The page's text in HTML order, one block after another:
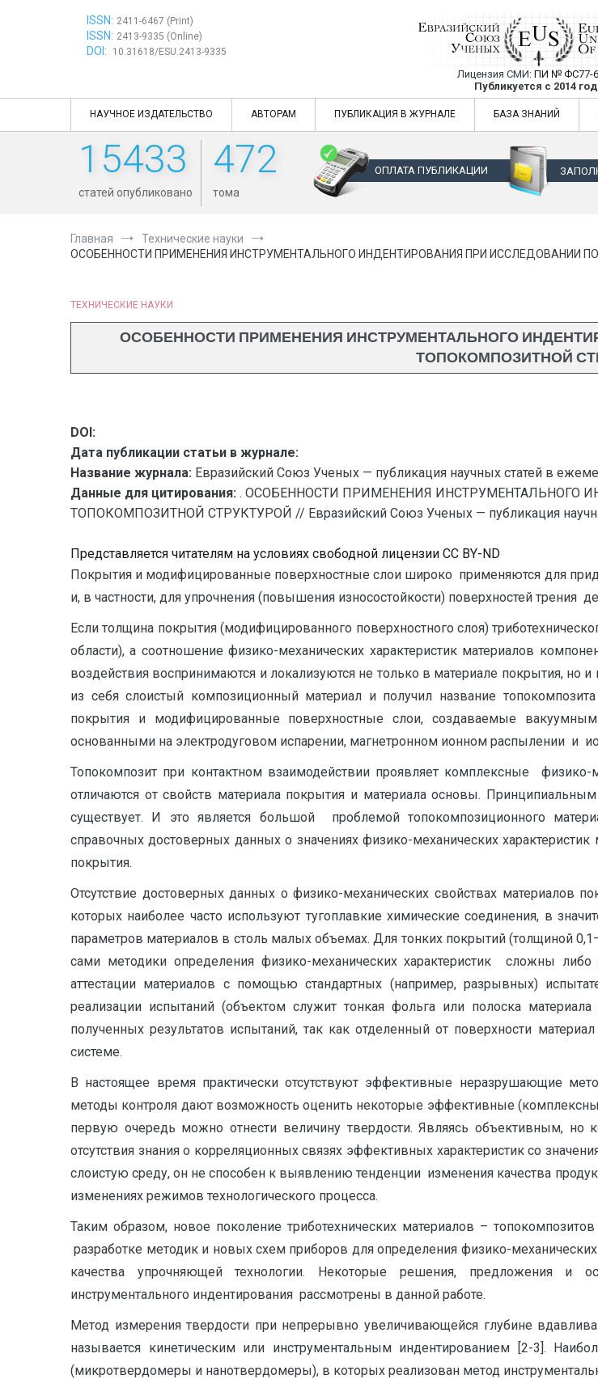
ISSN: 2411-6467 (Print)
ISSN: 2413-9335 (Online)
DOI: 10.31618/ESU.2413-9335
Евразийский Союз
Лицензия СМИ: ПИ № ФС77-
Публикуется с 2014
Евразийский Союз Ученых — публикация
НАУЧНОЕ ИЗДАТЕЛЬСТВО АВТОРАМ ПУБЛИКАЦИЯ В ЖУРНАЛЕ БАЗА ЗНАНИЙ
15433
статей опубликовано
472
тома
ОПЛАТА ПУБЛИКАЦИИ
Главная
Технические науки
ОСОБЕННОСТИ ПРИМЕНЕНИЯ ИНСТРУМЕНТАЛЬНОГО ИНДЕНТИРОВАНИЯ ПРИ ИССЛЕДОВАНИИ
ТЕХНИЧЕСКИЕ НАУКИ
ОСОБЕННОСТИ ПРИМЕНЕНИЯ ИНСТРУМЕНТАЛЬНОГО
ТОПОКОМПОЗИТНОЙ
DOI:
Дата публикации статьи в журнале:
Название журнала: Евразийский Союз Ученых — публикация научных статей в
Данные для цитирования: . ОСОБЕННОСТИ ПРИМЕНЕНИЯ ИНСТРУМЕНТАЛЬНОГО
ТОПОКОМПОЗИТНОЙ СТРУКТУРОЙ // Евразийский Союз Ученых — публикация
Представляется читателям на условиях свободной лицензии CC BY-ND
Покрытия и модифицированные поверхностные слои широко применяются для
и, в частности, для упрочнения (повышения износостойкости) поверхностей трения
Если толщина покрытия (модифицированного поверхностного слоя)
области), а соотношение физико-механических характеристик материалов
воздействия воспринимаются и локализуются не только в материале покрытия, но
из себя слоистый композиционный материал и получил название
покрытия и модифицированные поверхностные слои, создаваемые
основанными на электродуговом испарении, магнетронном ионном распылении и
Топокомпозит при контактном взаимодействии проявляет комплексные физико-
отличаются от свойств материала покрытия и материала основы.
существует. И это является большой проблемой топокомпозиционного
справочных достоверных данных о значениях физико-механических
покрытия.
Отсутствие достоверных данных о физико-механических свойствах материалов
которых наиболее часто используют тугоплавкие химические соединения, в
параметров материалов в столь малых объемах. Для тонких покрытий (толщиной
сами методики определения физико-механических характеристик сложны
аттестации материалов с помощью стандартных (например, разрывных)
реализации испытаний (объектом служит тонкая фольга или полоска
полученных результатов испытаний, так как отделенный от поверхности
системе.
В настоящее время практически отсутствуют эффективные неразрушающие
методы контроля дают возможность оценить некоторые эффективные
первую очередь можно отнести величину твердости. Являясь объективным,
отсутствия знания о корреляционных связях эффективных характеристик со
слоистую среду, он не способен к выявлению тенденции изменения качества
изменениях режимов технологического процесса.
Таким образом, новое поколение триботехнических материалов –
разработке методик и новых схем приборов для определения физико-
качества упрочняющей технологии. Некоторые решения, предложения и
инструментального индентирования рассмотрены в данной работе.
Метод измерения твердости при непрерывно увеличивающейся глубине
называется кинетическим или инструментальным индентированием [2-3].
(микротвердомеры и нанотвердомеры), в которых реализован метод